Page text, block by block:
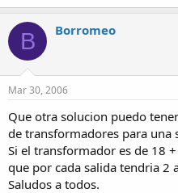
B Borromeo
Mar 30, 2006
Que otra solucion puedo
de transformadores para una
Si el transformador es de 18
que por cada salida tendria 2
Saludos a todos.